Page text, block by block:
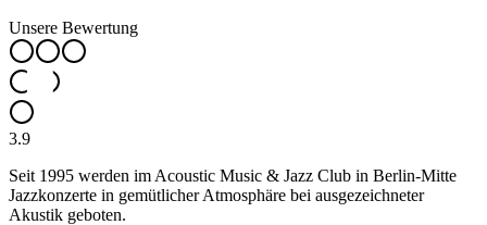
Unsere Bewertung
3.9
Seit 1995 werden im Acoustic Music & Jazz Club in Berlin-Mitte
Jazzkonzerte in gemütlicher Atmosphäre bei ausgezeichneter
Akustik geboten.